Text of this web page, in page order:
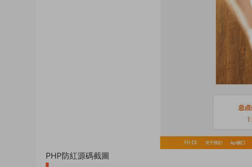
PHP防紅源碼截圖